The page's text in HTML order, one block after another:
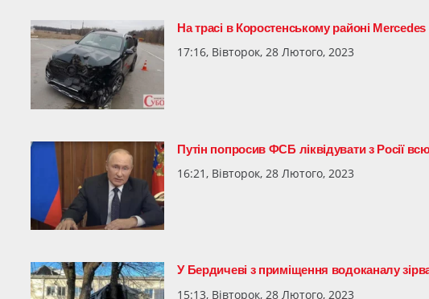
На трасі в Коростенському районі
17:16, Вівторок, 28 Лютого, 2023
Путін попросив ФСБ ліквідувати з Росії
16:21, Вівторок, 28 Лютого, 2023
У Бердичеві з приміщення водоканалу
15:13, Вівторок, 28 Лютого, 2023